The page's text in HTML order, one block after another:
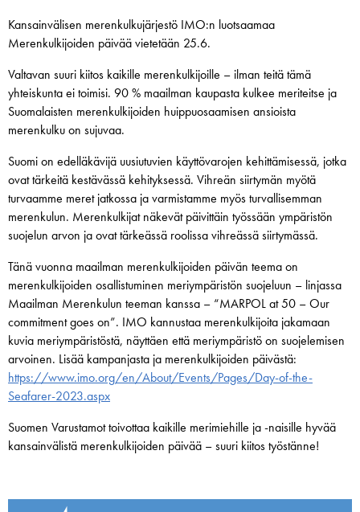
Kansainvälisen merenkulkujärjestö IMO:n luotsaamaa
Merenkulkijoiden päivää vietetään 25.6.
Valtavan suuri kiitos kaikille merenkulkijoille – ilman teitä tämä
yhteiskunta ei toimisi. 90 % maailman kaupasta kulkee meriteitse ja
Suomalaisten merenkulkijoiden huippuosaamisen ansioista
merenkulku on sujuvaa.
Suomi on edelläkävijä uusiutuvien käyttövarojen kehittämisessä, jotka
ovat tärkeitä kestävässä kehityksessä. Vihreän siirtymän myötä
turvaamme meret jatkossa ja varmistamme myös turvallisemman
merenkulun. Merenkulkijat näkevät päivittäin työssään ympäristön
suojelun arvon ja ovat tärkeässä roolissa vihreässä siirtymässä.
Tänä vuonna maailman merenkulkijoiden päivän teema on
merenkulkijoiden osallistuminen meriympäristön suojeluun – linjassa
Maailman Merenkulun teeman kanssa – “MARPOL at 50 – Our
commitment goes on”. IMO kannustaa merenkulkijoita jakamaan
kuvia meriympäristöstä, näyttäen että meriympäristö on suojelemisen
arvoinen. Lisää kampanjasta ja merenkulkijoiden päivästä:
https://www.imo.org/en/About/Events/Pages/Day-of-the-
Seafarer-2023.aspx
Suomen Varustamot toivottaa kaikille merimiehille ja -naisille hyvää
kansainvälistä merenkulkijoiden päivää – suuri kiitos työstänne!